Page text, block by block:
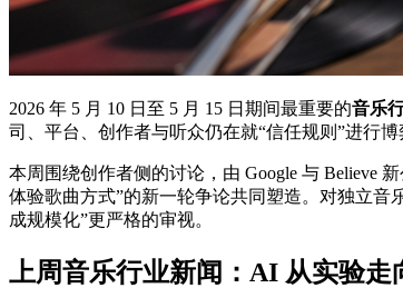
2026 年 5 月 10 日至 5 月 15 日期间最重要的音乐
司、平台、创作者与听众仍在就“信任规则”进行博
本周围绕创作者侧的讨论，由 Google 与 Believe
体验歌曲方式”的新一轮争论共同塑造。对独立
成规模化”更严格的审视。
上周音乐行业新闻：AI 从实验走